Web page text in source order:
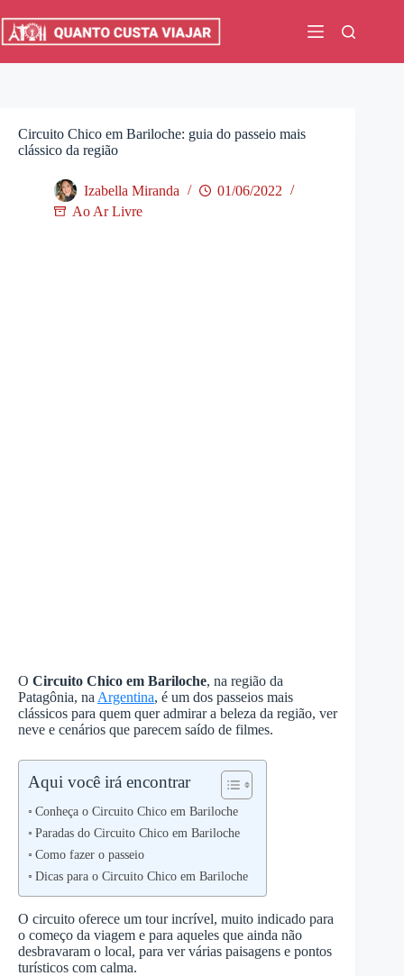
para
Circuito Chico em Bariloche: guia do passeio mais
clássico da região
Izabella Miranda
01/06/2022
Ao Ar Livre
O Circuito Chico em Bariloche, na região da
Patagônia, na Argentina, é um dos passeios mais
clássicos para quem quer admirar a beleza da região, ver
neve e cenários que parecem saído de filmes.
Aqui você irá encontrar
Conheça o Circuito Chico em Bariloche
Paradas do Circuito Chico em Bariloche
Como fazer o passeio
Dicas para o Circuito Chico em Bariloche
O circuito oferece um tour incrível, muito indicado para
o começo da viagem e para aqueles que ainda não
desbravaram o local, para ver várias paisagens e pontos
turísticos com calma.